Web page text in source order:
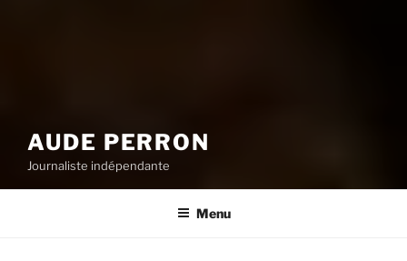
AUDE PERRON
Journaliste indépendante
Menu